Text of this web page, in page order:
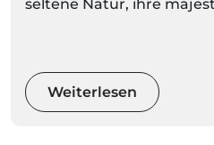
seltene Natur, ihre
können Sie eine
Ihren Adrenalinspiegel
wecken.
Weiterlesen